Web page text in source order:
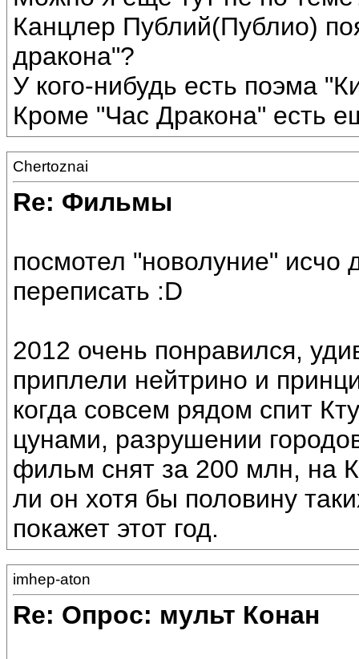
Канцлер Публий(Публио)
дракона"?
У кого-нибудь есть поэма
Кроме "Час Дракона" есть
Chertoznai
Re: Фильмы
посмотел "новолуние" исчо
переписать :D
2012 очень понравился,
приплели нейтрино и
когда совсем рядом спит
цунами, разрушении
фильм снят за 200 млн, на
ли он хотя бы половину
покажет этот год.
imhep-aton
Re: Опрос: мульт Конан